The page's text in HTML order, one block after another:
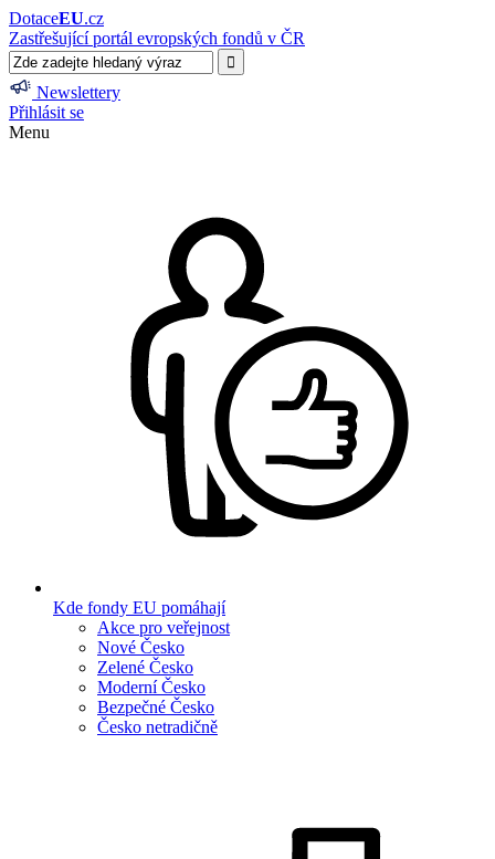
DotaceEU.cz
Zastřešující portál evropských fondů v ČR
Newslettery
Přihlásit se
Menu
Kde fondy EU pomáhají
Akce pro veřejnost
Nové Česko
Zelené Česko
Moderní Česko
Bezpečné Česko
Česko netradičně